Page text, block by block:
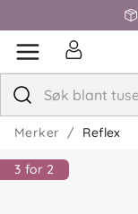
Merker Reflex
3 for 2